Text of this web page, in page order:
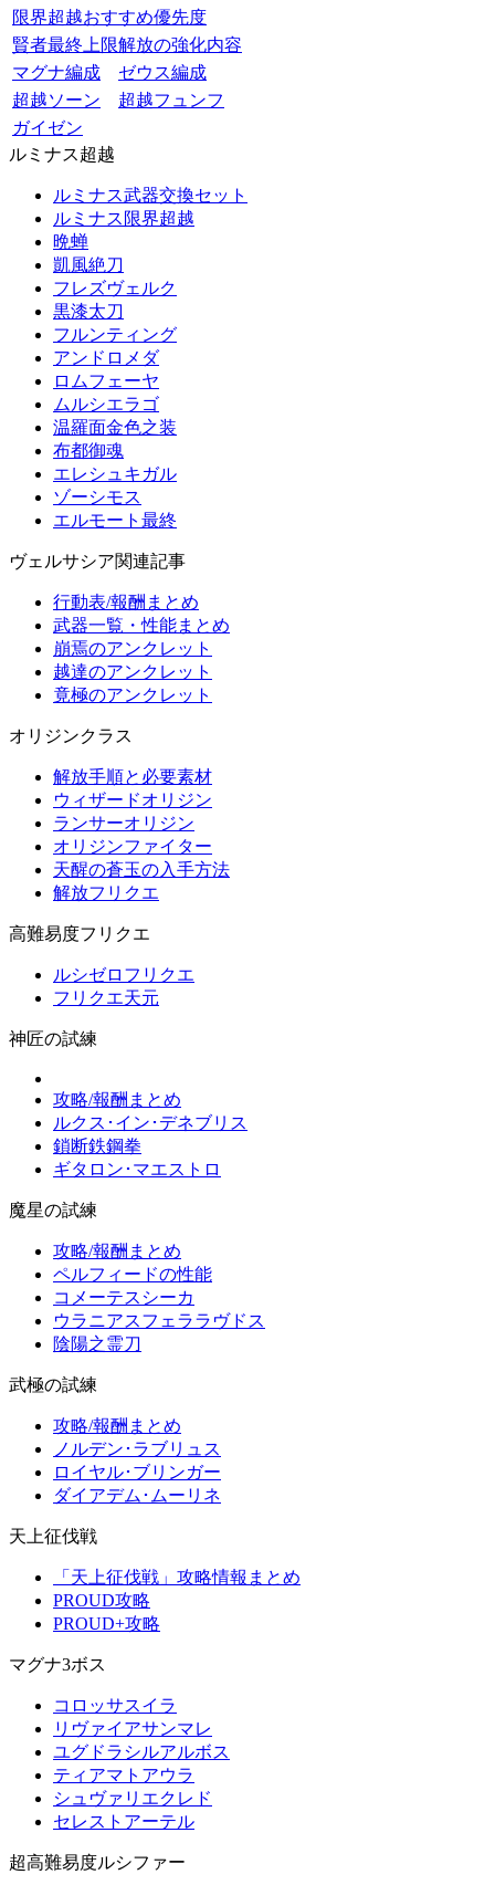
限界超越おすすめ優先度
賢者最終上限解放の強化内容
マグナ編成
ゼウス編成
超越ソーン
超越フュンフ
ガイゼン
ルミナス超越
ルミナス武器交換セット
ルミナス限界超越
晩蝉
凱風絶刀
フレズヴェルク
黒漆太刀
フルンティング
アンドロメダ
ロムフェーヤ
ムルシエラゴ
温羅面金色之装
布都御魂
エレシュキガル
ゾーシモス
エルモート最終
ヴェルサシア関連記事
行動表/報酬まとめ
武器一覧・性能まとめ
崩焉のアンクレット
越達のアンクレット
竟極のアンクレット
オリジンクラス
解放手順と必要素材
ウィザードオリジン
ランサーオリジン
オリジンファイター
天醒の蒼玉の入手方法
解放フリクエ
高難易度フリクエ
ルシゼロフリクエ
フリクエ天元
神匠の試練
攻略/報酬まとめ
ルクス･イン･デネブリス
鎖断鉄鋼拳
ギタロン･マエストロ
魔星の試練
攻略/報酬まとめ
ペルフィードの性能
コメーテスシーカ
ウラニアスフェララヴドス
陰陽之霊刀
武極の試練
攻略/報酬まとめ
ノルデン･ラブリュス
ロイヤル･ブリンガー
ダイアデム･ムーリネ
天上征伐戦
「天上征伐戦」攻略情報まとめ
PROUD攻略
PROUD+攻略
マグナ3ボス
コロッサスイラ
リヴァイアサンマレ
ユグドラシルアルボス
ティアマトアウラ
シュヴァリエクレド
セレストアーテル
超高難易度ルシファー